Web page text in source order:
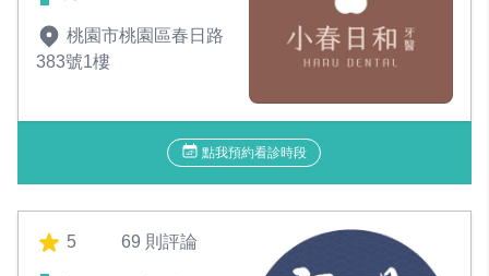
桃園市桃園區春日路
383號1樓
點我預約看診時段
5 69 則評論